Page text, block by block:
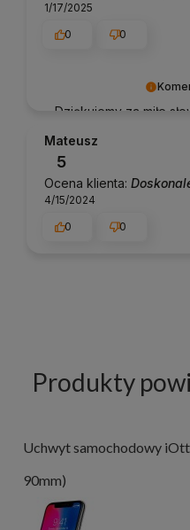
Dziękujemy za miłe
możemy zapewnić
świetnym klientom.
1/17/2025
0
0
Mateusz
5
Ocena klienta:
4/15/2024
0
0
Produkty
Uchwyt samochodowy
90mm)